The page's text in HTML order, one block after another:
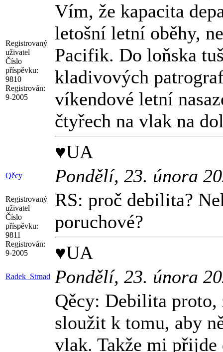
Registrovaný
uživatel
Číslo
příspěvku:
9810
Registrován:
9-2005
Vím, že kapacita
letošní letní oběhy,
Pacifik. Do loňska
kladivových
víkendové letní
čtyřech na vlak na
♥UA
Qěcy Pondělí, 23. února
Registrovaný
uživatel
Číslo
příspěvku:
9811
Registrován:
9-2005
RS: proč debilita?
poruchové?
♥UA
Radek_Strnad
Pondělí, 23. února
Qěcy: Debilita
sloužit k tomu, aby
vlak. Takže mi